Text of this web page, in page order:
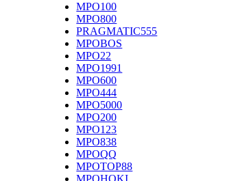
MPO100
MPO800
PRAGMATIC555
MPOBOS
MPO22
MPO1991
MPO600
MPO444
MPO5000
MPO200
MPO123
MPO838
MPOQQ
MPOTOP88
MPOHOKI